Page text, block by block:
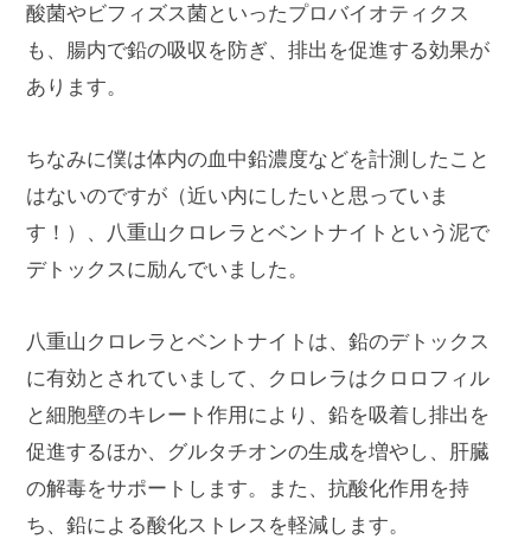
酸菌やビフィズス菌といったプロバイオティクス
も、腸内で鉛の吸収を防ぎ、排出を促進する効果が
あります。
ちなみに僕は体内の血中鉛濃度などを計測したこと
はないのですが（近い内にしたいと思っていま
す！）、八重山クロレラとベントナイトという泥で
デトックスに励んでいました。
八重山クロレラとベントナイトは、鉛のデトックス
に有効とされていまして、クロレラはクロロフィル
と細胞壁のキレート作用により、鉛を吸着し排出を
促進するほか、グルタチオンの生成を増やし、肝臓
の解毒をサポートします。また、抗酸化作用を持
ち、鉛による酸化ストレスを軽減します。